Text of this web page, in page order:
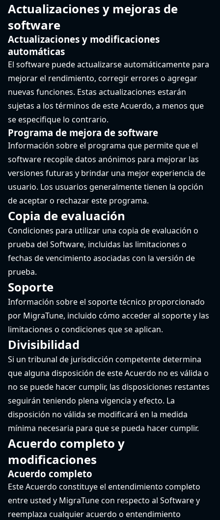
Actualizaciones y mejoras de
software
Actualizaciones y modificaciones
automáticas
El software puede actualizarse automáticamente para
mejorar el rendimiento, corregir errores o agregar
nuevas funciones. Estas actualizaciones estarán
sujetas a los términos de este Acuerdo, a menos que
se especifique lo contrario.
Programa de mejora de software
Información sobre el programa que permite que el
software recopile datos anónimos para mejorar las
versiones futuras y brindar una mejor experiencia de
usuario. Los usuarios generalmente tienen la opción
de aceptar o rechazar este programa.
Copia de evaluación
Condiciones para utilizar una copia de evaluación o
prueba del Software, incluidas las limitaciones o
fechas de vencimiento asociadas con la versión de
prueba.
Soporte
Información sobre el soporte técnico proporcionado
por MigraTune, incluido cómo acceder al soporte y las
limitaciones o condiciones que se aplican.
Divisibilidad
Si un tribunal de jurisdicción competente determina
que alguna disposición de este Acuerdo no es válida o
no se puede hacer cumplir, las disposiciones restantes
seguirán teniendo plena vigencia y efecto. La
disposición no válida se modificará en la medida
mínima necesaria para que se pueda hacer cumplir.
Acuerdo completo y
modificaciones
Acuerdo completo
Este Acuerdo constituye el entendimiento completo
entre usted y MigraTune con respecto al Software y
reemplaza cualquier acuerdo o entendimiento